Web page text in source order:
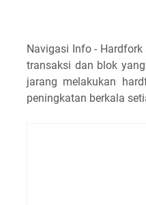
Navigasi Info -
transaksi dan blok
jarang melakukan
peningkatan berkala